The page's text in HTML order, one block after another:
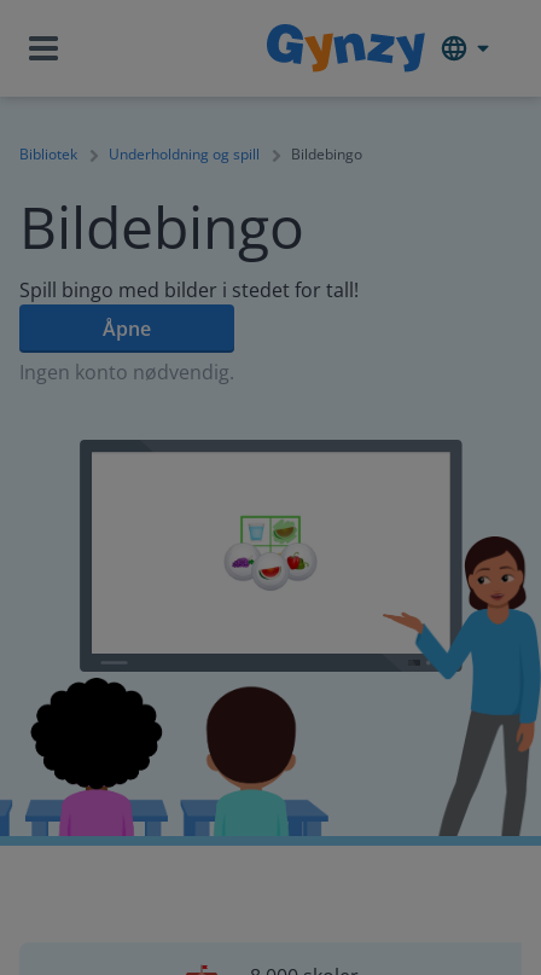
Bibliotek Underholdning og spill Bildebingo
Bildebingo
Spill bingo med bilder i stedet for tall!
Åpne
Ingen konto nødvendig.